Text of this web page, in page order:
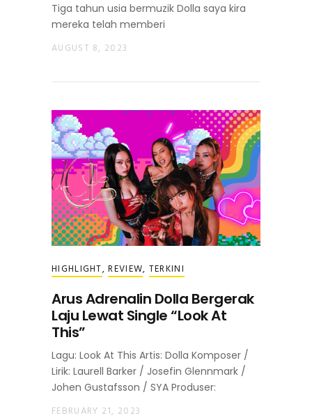
Tiga tahun usia bermuzik Dolla saya kira
mereka telah memberi
AUGUST 8, 2023
HIGHLIGHT,REVIEW, TERKINI
Arus Adrenalin Dolla Bergerak
Laju Lewat Single “Look At
This”
Lagu: Look At This Artis: Dolla Komposer /
Lirik: Laurell Barker / Josefin Glennmark /
Johen Gustafsson / SYA Produser:
FEBRUARY 21, 2023